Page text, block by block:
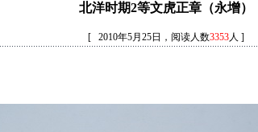
北洋时期2等文虎正章（永增）
[ 2010年5月25日，阅读人数3353人 ]